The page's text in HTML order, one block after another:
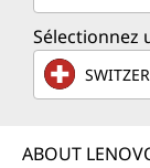
Sélectionnez
ABOUT